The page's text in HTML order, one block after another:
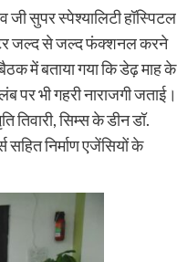
सुपर स्पेश्यालिटी हॉस्पिटल
जल्द से जल्द फंक्शनल करने
में बताया गया कि डेढ़ माह के
पर भी गहरी नाराजगी जताई।
सिम्स के डीन डॉ.
सहित निर्माण एजेंसियों के